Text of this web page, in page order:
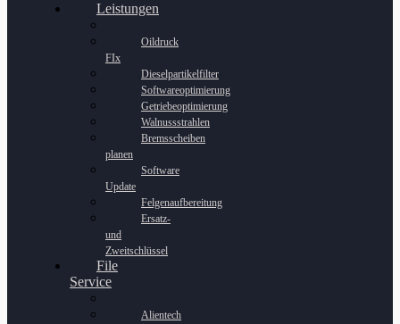
Leistungen
Oildruck
FIx
Dieselpartikelfilter
Softwareoptimierung
Getriebeoptimierung
Walnussstrahlen
Bremsscheiben
planen
Software
Update
Felgenaufbereitung
Ersatz-
und
Zweitschlüssel
File
Service
Alientech